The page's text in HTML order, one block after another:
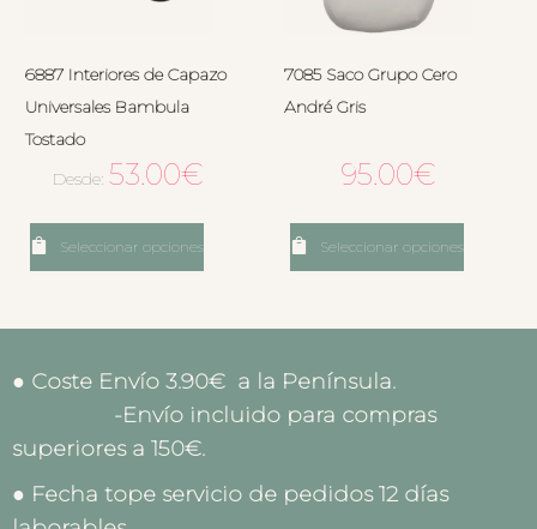
6887 Interiores de Capazo
Universales Bambula
Tostado
Desde:53.00€
Seleccionar opciones
7085 Saco Grupo Cero
André Gris
95.00€
Seleccionar opciones
● Coste Envío 3.90€ a la Península.
-Envío incluido para compras
superiores a 150€.
● Fecha tope servicio de pedidos 12 días